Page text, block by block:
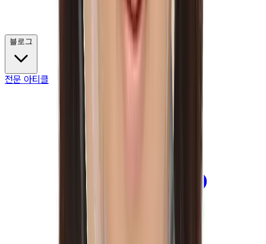
블로그
전문 아티클